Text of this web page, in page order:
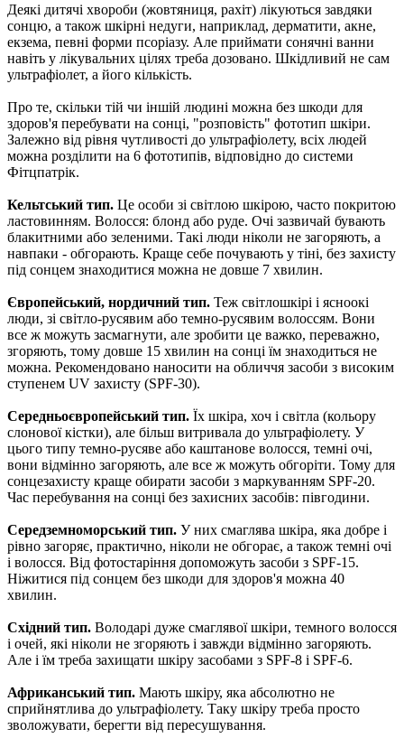
Деякі дитячі хвороби (жовтяниця, рахіт) лікуються завдяки
сонцю, а також шкірні недуги, наприклад, дерматити, акне,
екзема, певні форми псоріазу. Але приймати сонячні ванни
навіть у лікувальних цілях треба дозовано. Шкідливий не сам
ультрафіолет, а його кількість.
Про те, скільки тій чи іншій людині можна без шкоди для
здоров'я перебувати на сонці, "розповість" фототип шкіри.
Залежно від рівня чутливості до ультрафіолету, всіх людей
можна розділити на 6 фототипів, відповідно до системи
Фітцпатрік.
Кельтський тип. Це особи зі світлою шкірою, часто покритою
ластовинням. Волосся: блонд або руде. Очі зазвичай бувають
блакитними або зеленими. Такі люди ніколи не загоряють, а
навпаки - обгорають. Краще себе почувають у тіні, без захисту
під сонцем знаходитися можна не довше 7 хвилин.
Європейський, нордичний тип. Теж світлошкірі і ясноокі
люди, зі світло-русявим або темно-русявим волоссям. Вони
все ж можуть засмагнути, але зробити це важко, переважно,
згоряють, тому довше 15 хвилин на сонці їм знаходиться не
можна. Рекомендовано наносити на обличчя засоби з високим
ступенем UV захисту (SPF-30).
Середньоєвропейський тип. Їх шкіра, хоч і світла (кольору
слонової кістки), але більш витривала до ультрафіолету. У
цього типу темно-русяве або каштанове волосся, темні очі,
вони відмінно загоряють, але все ж можуть обгоріти. Тому для
сонцезахисту краще обирати засоби з маркуванням SPF-20.
Час перебування на сонці без захисних засобів: півгодини.
Середземноморський тип. У них смаглява шкіра, яка добре і
рівно загоряє, практично, ніколи не обгорає, а також темні очі
і волосся. Від фотостаріння допоможуть засоби з SPF-15.
Ніжитися під сонцем без шкоди для здоров'я можна 40
хвилин.
Східний тип. Володарі дуже смаглявої шкіри, темного волосся
і очей, які ніколи не згоряють і завжди відмінно загоряють.
Але і їм треба захищати шкіру засобами з SPF-8 і SPF-6.
Африканський тип. Мають шкіру, яка абсолютно не
сприйнятлива до ультрафіолету. Таку шкіру треба просто
зволожувати, берегти від пересушування.